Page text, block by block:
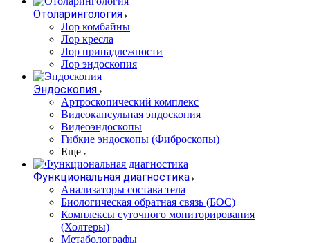
Отоларингология
Лор комбайны
Лор кресла
Лор принадлежности
Лор эндоскопия
Эндоскопия
Артроскопический комплекс
Видеокапсульная эндоскопия
Видеоэндоскопы
Гибкие эндоскопы (Фиброcкопы)
Еще
Функциональная диагностика
Анализаторы состава тела
Биологическая обратная связь (БОС)
Комплексы суточного мониторирования
(Холтеры)
Метаболографы